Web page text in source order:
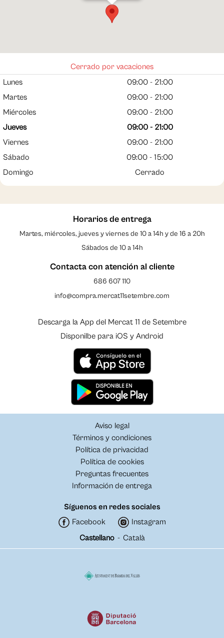
937187877
Abrir en Gloogle
Cerrado por vacaciones
Lunes
09:00 - 21:00
Martes
09:00 - 21:00
Miércoles
09:00 - 21:00
Jueves
09:00 - 21:00
Viernes
09:00 - 21:00
Sábado
09:00 - 15:00
Domingo
Cerrado
Horarios de entrega
Martes, miércoles, jueves y viernes de 10 a 14h y de 16 a 20h
Sábados de 10 a 14h
Contacta con atención al cliente
686 607 110
info@compra.mercat11setembre.com
Descarga la App del Mercat 11 de Setembre
Disponilbe para iOS y Android
Aviso legal
Términos y condiciones
Política de privacidad
Política de cookies
Preguntas frecuentes
Información de entrega
Síguenos en redes sociales
Facebook
Instagram
Castellano - Català